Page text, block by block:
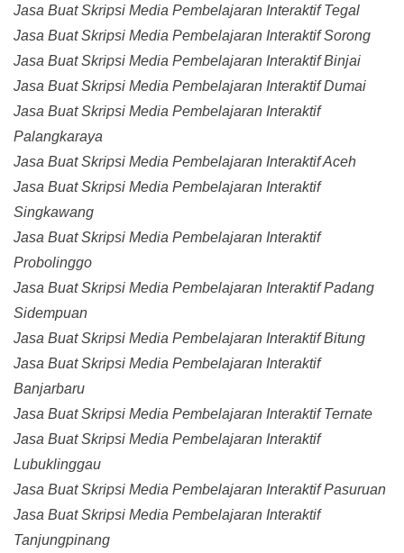
Jasa Buat Skripsi Media Pembelajaran Interaktif Tegal
Jasa Buat Skripsi Media Pembelajaran Interaktif Sorong
Jasa Buat Skripsi Media Pembelajaran Interaktif Binjai
Jasa Buat Skripsi Media Pembelajaran Interaktif Dumai
Jasa Buat Skripsi Media Pembelajaran Interaktif
Palangkaraya
Jasa Buat Skripsi Media Pembelajaran Interaktif Aceh
Jasa Buat Skripsi Media Pembelajaran Interaktif
Singkawang
Jasa Buat Skripsi Media Pembelajaran Interaktif
Probolinggo
Jasa Buat Skripsi Media Pembelajaran Interaktif Padang
Sidempuan
Jasa Buat Skripsi Media Pembelajaran Interaktif Bitung
Jasa Buat Skripsi Media Pembelajaran Interaktif
Banjarbaru
Jasa Buat Skripsi Media Pembelajaran Interaktif Ternate
Jasa Buat Skripsi Media Pembelajaran Interaktif
Lubuklinggau
Jasa Buat Skripsi Media Pembelajaran Interaktif Pasuruan
Jasa Buat Skripsi Media Pembelajaran Interaktif
Tanjungpinang